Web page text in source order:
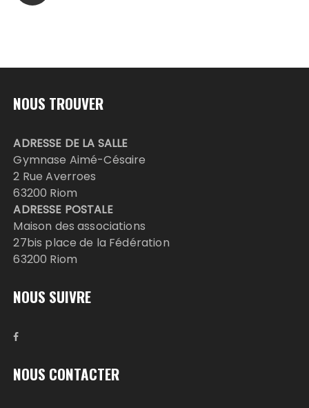
NOUS TROUVER
ADRESSE DE LA SALLE
Gymnase Aimé-Césaire
2 Rue Averroes
63200 Riom
ADRESSE POSTALE
Maison des associations
27bis place de la Fédération
63200 Riom
NOUS SUIVRE
NOUS CONTACTER